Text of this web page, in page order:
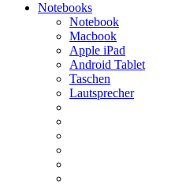
Notebooks
Notebook
Macbook
Apple iPad
Android Tablet
Taschen
Lautsprecher